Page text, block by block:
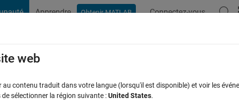
Apprendre Obtenir MATLAB Connectez-vous
Parcourir
unqueal parts based on multiples of n
web
contenu traduit dans votre langue (lorsqu'il est disponible) et voir les
sélectionner la région suivante :United States.